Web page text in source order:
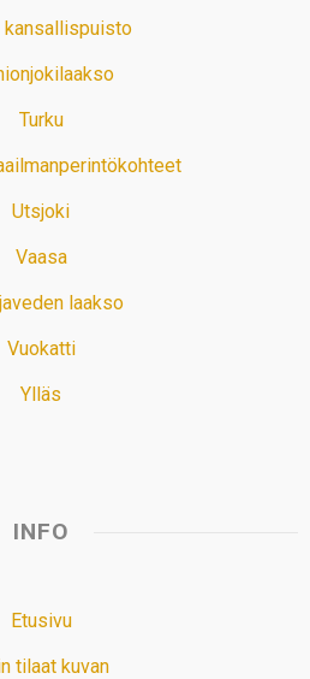
kansallispuisto
Turku
Utsjoki
Vaasa
laakso
Vuokatti
Ylläs
INFO
Etusivu
tilaat kuvan